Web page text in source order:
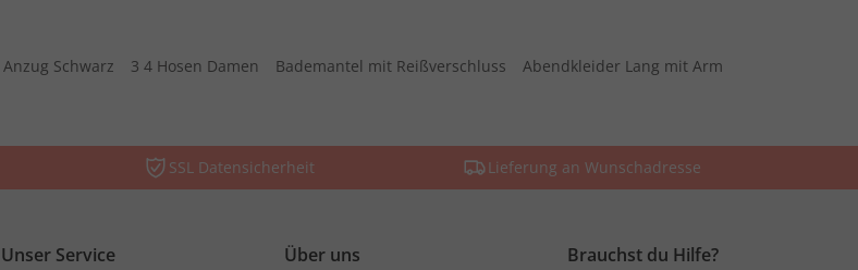
Anzug Schwarz 3 4 Hosen Damen Bademantel mit Reißverschluss
Abendkleider Lang mit Arm
SSL Datensicherheit Lieferung an Wunschadresse
Unser Service Über uns Brauchst du Hilfe?